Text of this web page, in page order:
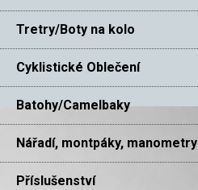
Tretry/Boty na kolo
Cyklistické Oblečení
Batohy/Camelbaky
Nářadí, montpáky, manometry
Příslušenství